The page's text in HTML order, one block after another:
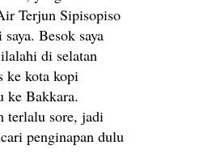
Terjun Sipisopiso
Besok saya
di selatan
ke kota kopi
ke Bakkara.
terlalu sore, jadi
penginapan dulu